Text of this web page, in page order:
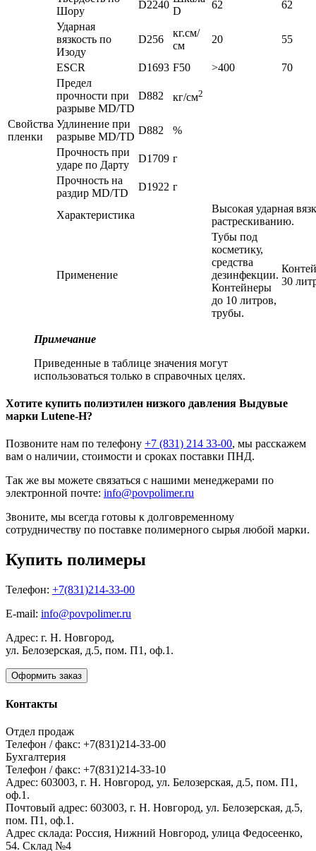
Шору
D2240
D
62
62
Ударная
вязкость по
Изоду
D256
кг.см/
см
20 55
Свойства
пленки
ESCR D1693 F50 >400
70
Предел
прочности при
разрыве MD/TD
D882 кг/см2
Удлинение при
разрыве MD/TD
D882
%
Прочность при
ударе по Дарту
D1709 г
Прочность на
раздир MD/TD
D1922 г
Характеристика
Высокая ударная
растрескиванию.
Применение
Тубы под
косметику,
средства
дезинфекции.
Контейнеры
до 10 литров,
трубы.
30
Примечание
Приведенные в таблице значения могут
использоваться только в справочных целях.
Хотите купить полиэтилен низкого давления Выдувые
марки Lutene-H?
Позвоните нам по телефону +7 (831) 214 33-00, мы расскажем
вам о наличии, стоимости и сроках поставки ПНД.
Так же вы можете связаться с нашими менеджерами по
электронной почте: info@povpolimer.ru
Звоните, мы всегда готовы к долговременному
сотрудничеству по поставке полимерного сырья любой марки.
Купить полимеры
Телефон: +7(831)214-33-00
E-mail: info@povpolimer.ru
Адрес: г. Н. Новгород,
ул. Белозерская, д.5, пом. П1, оф.1.
Оформить заказ
Контакты
Отдел продаж
Телефон / факс: +7(831)214-33-00
Бухгалтерия
Телефон / факс: +7(831)214-33-10
Адрес: 603003, г. Н. Новгород, ул. Белозерская, д.5, пом. П1,
оф.1.
Почтовый адрес: 603003, г. Н. Новгород, ул. Белозерская, д.5,
пом. П1, оф.1.
Адрес склада: Россия, Нижний Новгород, улица Федосеенко,
54. Склад №4